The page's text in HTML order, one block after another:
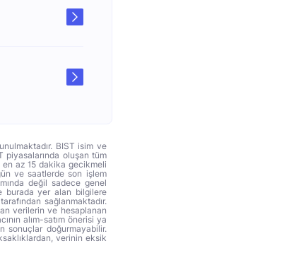
BIST isim ve
piyasalarında oluşan tüm
en az 15 dakika gecikmeli
ve saatlerde son işlem
değil sadece genel
burada yer alan bilgilere
sağlanmaktadır.
verilerin ve hesaplanan
alım-satım önerisi ya
sonuçlar doğurmayabilir.
verinin eksik